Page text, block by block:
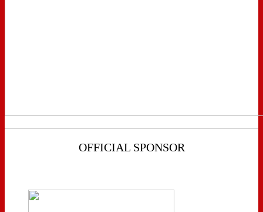
OFFICIAL SPONSOR